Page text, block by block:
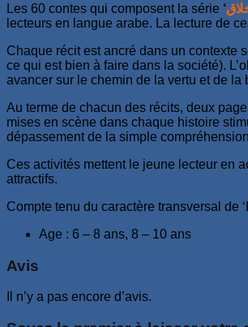
Les 60 contes qui composent la série ‘
lecteurs en langue arabe. La lecture de
Chaque récit est ancré dans un contexte
ce qui est bien à faire dans la société).
avancer sur le chemin de la vertu et de la
Au terme de chacun des récits, deux
mises en scène dans chaque histoire
dépassement de la simple
Ces activités mettent le jeune lecteur en
attractifs.
Compte tenu du caractère transversal de
Age : 6 – 8 ans, 8 – 10 ans
Avis
Il n’y a pas encore d’avis.